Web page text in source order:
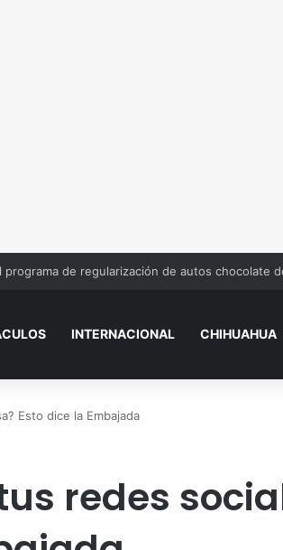
programa de regularización de autos chocolate
INTERNACIONAL CHIHUAHUA
Esto dice la Embajada
redes